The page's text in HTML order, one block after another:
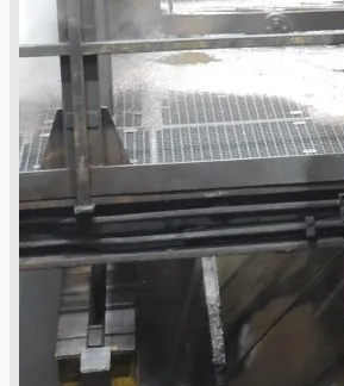
Toyota Australia Plant Sale